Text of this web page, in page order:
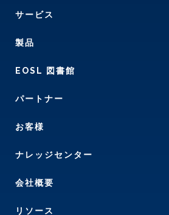
サービス
製品
EOSL 図書館
パートナー
お客様
ナレッジセンター
会社概要
リソース